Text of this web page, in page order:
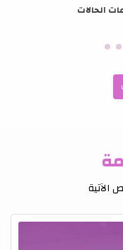
الحالات
الآتية